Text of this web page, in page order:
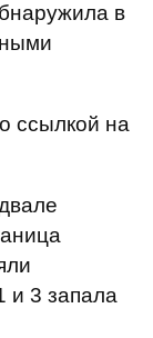
в
ссылкой на
и 3 запала